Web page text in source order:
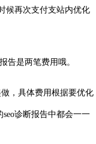
候再次支付支站内优化
告是两笔费用哦。
做，具体费用根据要优化
诊断报告中都会一一